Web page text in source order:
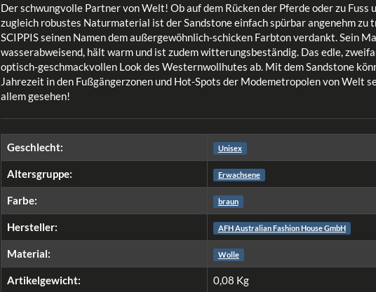
Der schwungvolle Partner von Welt! Ob auf dem Rücken der Pferde oder zu Fuss
zugleich robustes Naturmaterial ist der Sandstone einfach spürbar angenehm zu
SCIPPIS seinen Namen dem außergewöhnlich-schicken Farbton verdankt. Sein
wasserabweisend, hält warm und ist zudem witterungsbeständig. Das edle,
optisch-geschmackvollen Look des Westernwollhutes ab. Mit dem Sandstone
Jahrezeit in den Fußgängerzonen und Hot-Spots der Modemetropolen von Welt
allem gesehen!
Geschlecht: Unisex
Altersgruppe: Erwachsene
Farbe: braun
Hersteller: AFH Australian Fashion House GmbH
Material: Wolle
Artikelgewicht: 0,08 Kg